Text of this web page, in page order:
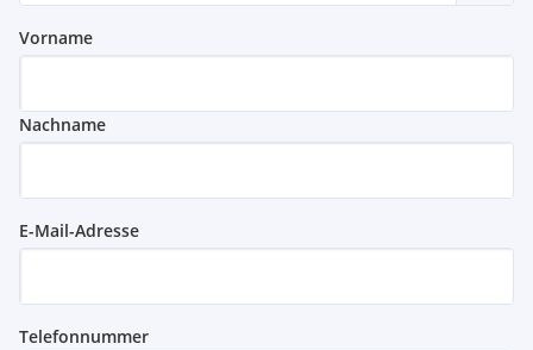
Vorname
Nachname
E-Mail-Adresse
Telefonnummer